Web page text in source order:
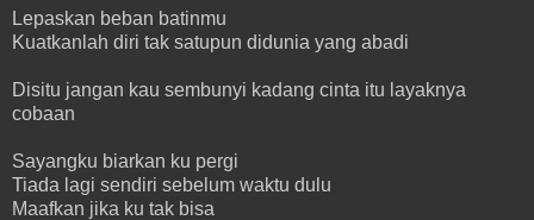
Lepaskan beban batinmu
Kuatkanlah diri tak satupun didunia yang abadi
Disitu jangan kau sembunyi kadang cinta itu layaknya
cobaan
Sayangku biarkan ku pergi
Tiada lagi sendiri sebelum waktu dulu
Maafkan jika ku tak bisa